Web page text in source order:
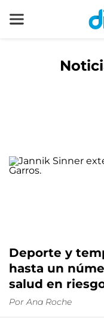
Deporte y
hasta un
salud en
Por Ana Roche